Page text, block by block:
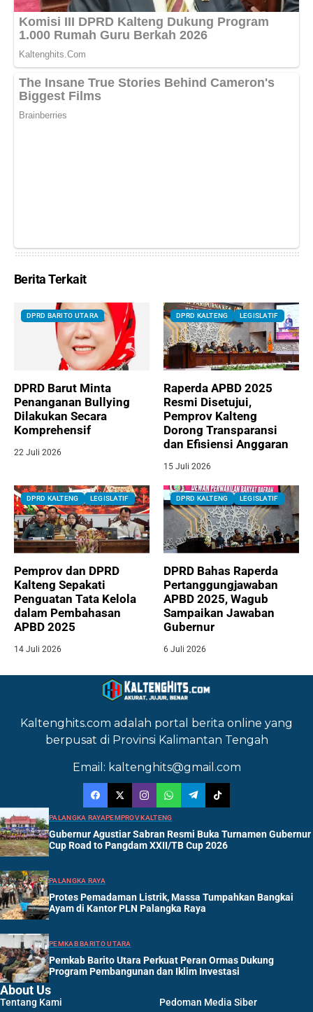
Berita Terkait
DPRD BARITO UTARA
DPRD Barut Minta
Penanganan Bullying
Dilakukan Secara
Komprehensif
22 Juli 2026
DPRD KALTENG LEGISLATIF
Raperda APBD 2025
Resmi Disetujui,
Pemprov Kalteng
Dorong Transparansi
dan Efisiensi Anggaran
15 Juli 2026
DPRD KALTENG LEGISLATIF
Pemprov dan DPRD
Kalteng Sepakati
Penguatan Tata Kelola
dalam Pembahasan
APBD 2025
14 Juli 2026
DPRD KALTENG LEGISLATIF
DPRD Bahas Raperda
Pertanggungjawaban
APBD 2025, Wagub
Sampaikan Jawaban
Gubernur
6 Juli 2026
Kaltenghits.com adalah portal berita online yang
berpusat di Provinsi Kalimantan Tengah
Email: kaltenghits@gmail.com
PALANGKA RAYAPEMPROV KALTENG
Gubernur Agustiar Sabran Resmi Buka Turnamen Gubernur
Cup Road to Pangdam XXII/TB Cup 2026
PALANGKA RAYA
Protes Pemadaman Listrik, Massa Tumpahkan Bangkai
Ayam di Kantor PLN Palangka Raya
PEMKAB BARITO UTARA
Pemkab Barito Utara Perkuat Peran Ormas Dukung
Program Pembangunan dan Iklim Investasi
About Us
Tentang Kami Pedoman Media Siber